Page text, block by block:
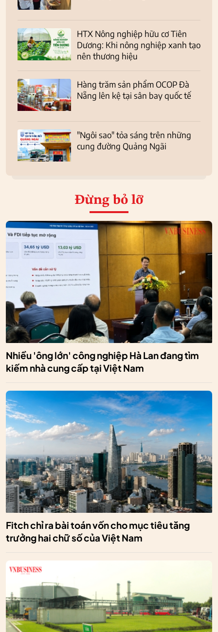
HTX Nông nghiệp hữu cơ Tiên
Dương: Khi nông nghiệp xanh tạo
nên thương hiệu
Hàng trăm sản phẩm OCOP Đà
Nẵng lên kệ tại sân bay quốc tế
"Ngôi sao" tỏa sáng trên những
cung đường Quảng Ngãi
Đừng bỏ lỡ
Nhiều 'ông lớn' công nghiệp Hà Lan đang tìm
kiếm nhà cung cấp tại Việt Nam
Fitch chỉ ra bài toán vốn cho mục tiêu tăng
trưởng hai chữ số của Việt Nam